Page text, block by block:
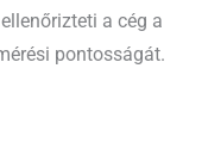
a cég a
pontosságát.